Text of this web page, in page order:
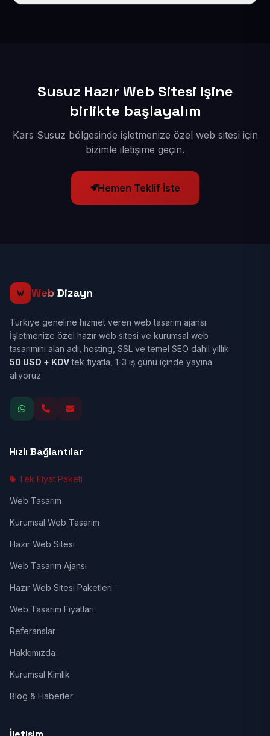
Susuz Hazır Web Sitesi işine
birlikte başlayalım
Kars Susuz bölgesinde işletmenize özel web sitesi için
bizimle iletişime geçin.
Hemen Teklif İste
Web Dizayn
Türkiye geneline hizmet veren web tasarım ajansı.
İşletmenize özel hazır web sitesi ve kurumsal web
tasarımını alan adı, hosting, SSL ve temel SEO dahil yıllık
50 USD + KDVtek fiyatla, 1-3 iş günü içinde yayına
alıyoruz.
Hızlı Bağlantılar
Tek Fiyat Paketi
Web Tasarım
Kurumsal Web Tasarım
Hazır Web Sitesi
Web Tasarım Ajansı
Hazır Web Sitesi Paketleri
Web Tasarım Fiyatları
Referanslar
Hakkımızda
Kurumsal Kimlik
Blog & Haberler